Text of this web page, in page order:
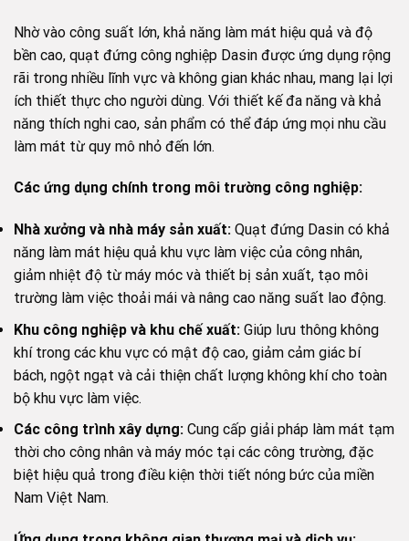
Nhờ vào công suất lớn, khả năng làm mát hiệu quả và độ
bền cao, quạt đứng công nghiệp Dasin được ứng dụng rộng
rãi trong nhiều lĩnh vực và không gian khác nhau, mang lại lợi
ích thiết thực cho người dùng. Với thiết kế đa năng và khả
năng thích nghi cao, sản phẩm có thể đáp ứng mọi nhu cầu
làm mát từ quy mô nhỏ đến lớn.
Các ứng dụng chính trong môi trường công nghiệp:
Nhà xưởng và nhà máy sản xuất: Quạt đứng Dasin có khả
năng làm mát hiệu quả khu vực làm việc của công nhân,
giảm nhiệt độ từ máy móc và thiết bị sản xuất, tạo môi
trường làm việc thoải mái và nâng cao năng suất lao động.
Khu công nghiệp và khu chế xuất: Giúp lưu thông không
khí trong các khu vực có mật độ cao, giảm cảm giác bí
bách, ngột ngạt và cải thiện chất lượng không khí cho toàn
bộ khu vực làm việc.
Các công trình xây dựng: Cung cấp giải pháp làm mát tạm
thời cho công nhân và máy móc tại các công trường, đặc
biệt hiệu quả trong điều kiện thời tiết nóng bức của miền
Nam Việt Nam.